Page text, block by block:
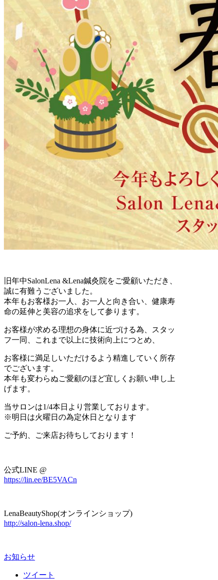
旧年中SalonLena &Lena鍼灸院をご愛顧いただき、
誠に有難うございました。
本年もお客様お一人、お一人と向き合い、健康寿
命の延伸と美容の追求をして参ります。
お客様が求める理想の身体に近づける為、スタッ
フ一同、これまで以上に技術向上につとめ、
お客様に満足しいただけるよう精進していく所存
でございます。
本年も変わらぬご愛顧のほど宜しくお願い申し上
げます。
当サロンは1/4本日より営業しております。
※明日は火曜日の為定休日となります
ご予約、ご来店お待ちしております！
公式LINE @
https://lin.ee/BE5VACn
LenaBeautyShop(オンラインショップ)
http://salon-lena.shop/
お知らせ
ツイート